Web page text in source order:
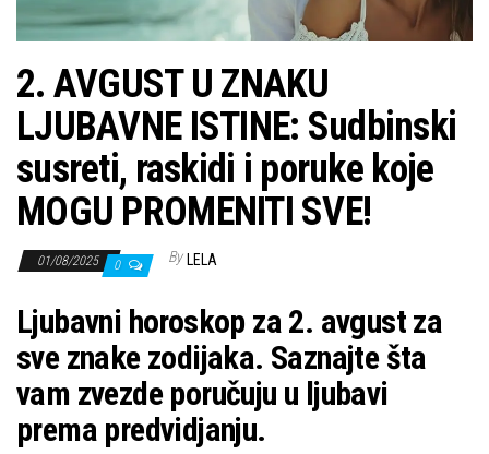
2. AVGUST U ZNAKU
LJUBAVNE ISTINE: Sudbinski
susreti, raskidi i poruke koje
MOGU PROMENITI SVE!
01/08/2025 0 By LELA
Ljubavni horoskop za 2. avgust za
sve znake zodijaka. Saznajte šta
vam zvezde poručuju u ljubavi
prema predvidjanju.